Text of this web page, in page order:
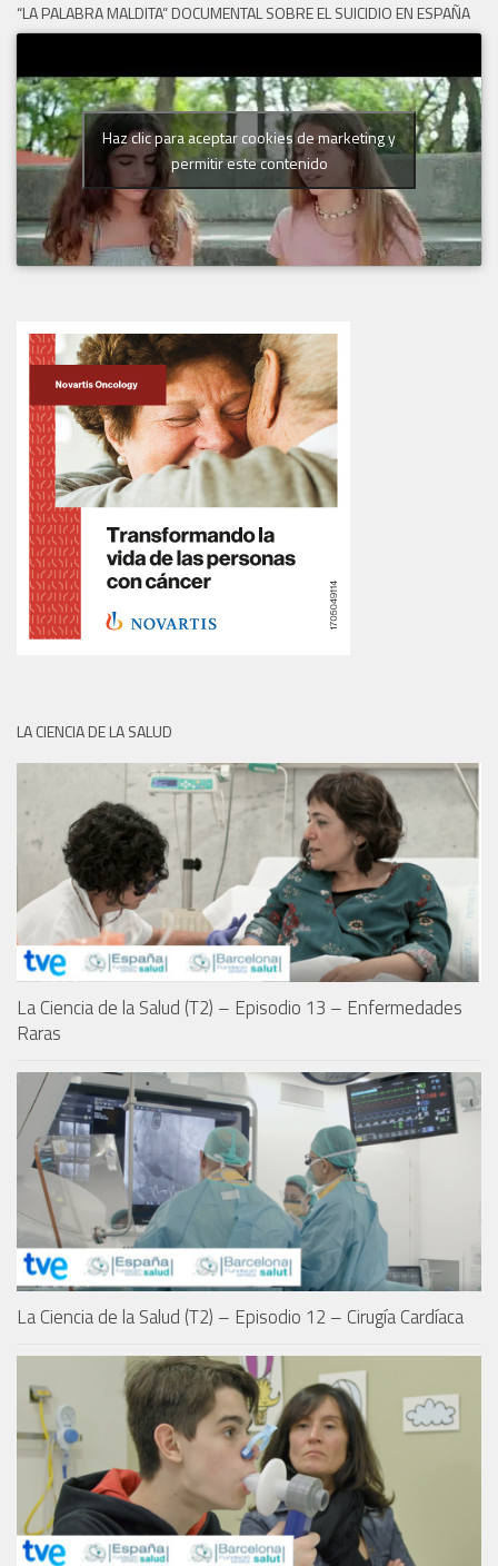
“LA PALABRA MALDITA” DOCUMENTAL SOBRE EL SUICIDIO EN ESPAÑA
Haz clic para aceptar cookies de marketing y
permitir este contenido
LA CIENCIA DE LA SALUD
La Ciencia de la Salud (T2) – Episodio 13 – Enfermedades
Raras
La Ciencia de la Salud (T2) – Episodio 12 – Cirugía Cardíaca